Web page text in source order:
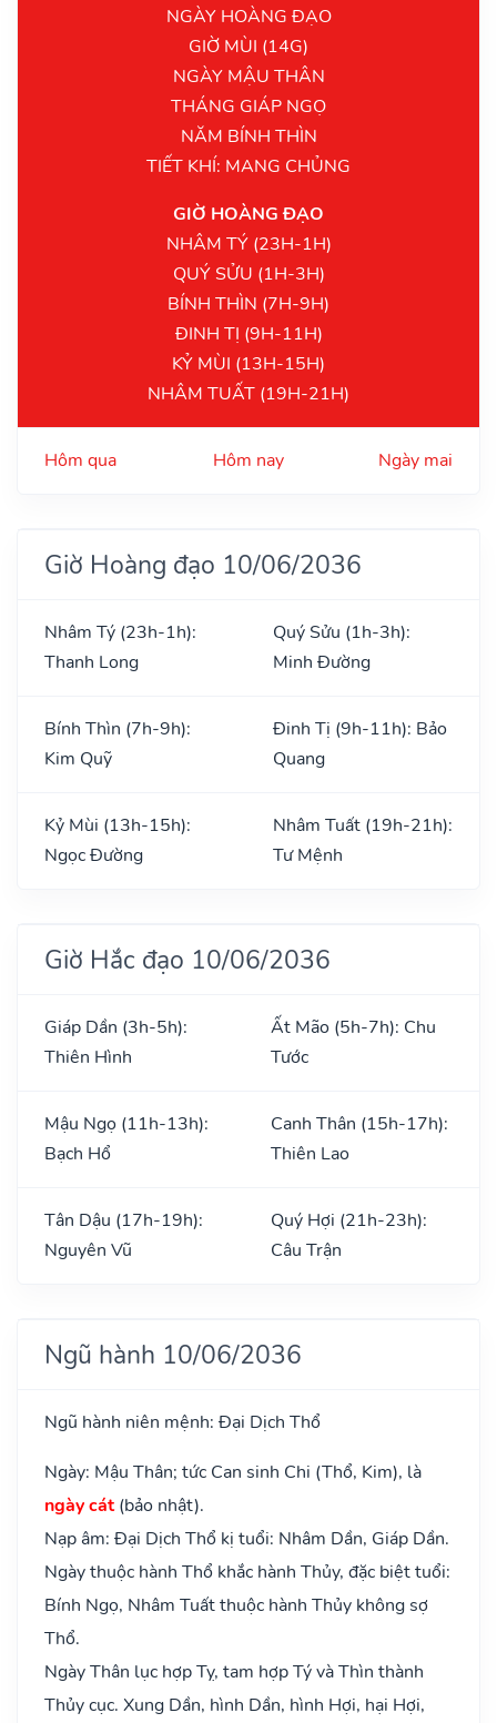
NGÀY HOÀNG ĐẠO
GIỜ MÙI (14G)
NGÀY MẬU THÂN
THÁNG GIÁP NGỌ
NĂM BÍNH THÌN
TIẾT KHÍ: MANG CHỦNG
GIỜ HOÀNG ĐẠO
NHÂM TÝ (23H-1H)
QUÝ SỬU (1H-3H)
BÍNH THÌN (7H-9H)
ĐINH TỊ (9H-11H)
KỶ MÙI (13H-15H)
NHÂM TUẤT (19H-21H)
Hôm qua Hôm nay Ngày mai
Giờ Hoàng đạo 10/06/2036
Nhâm Tý (23h-1h):
Thanh Long
Quý Sửu (1h-3h):
Minh Đường
Bính Thìn (7h-9h):
Kim Quỹ
Đinh Tị (9h-11h): Bảo
Quang
Kỷ Mùi (13h-15h):
Ngọc Đường
Nhâm Tuất (19h-21h):
Tư Mệnh
Giờ Hắc đạo 10/06/2036
Giáp Dần (3h-5h):
Thiên Hình
Ất Mão (5h-7h): Chu
Tước
Mậu Ngọ (11h-13h):
Bạch Hổ
Canh Thân (15h-17h):
Thiên Lao
Tân Dậu (17h-19h):
Nguyên Vũ
Quý Hợi (21h-23h):
Câu Trận
Ngũ hành 10/06/2036
Ngũ hành niên mệnh: Đại Dịch Thổ
Ngày: Mậu Thân; tức Can sinh Chi (Thổ, Kim), là
ngày cát(bảo nhật).
Nạp âm: Đại Dịch Thổ kị tuổi: Nhâm Dần, Giáp Dần.
Ngày thuộc hành Thổ khắc hành Thủy, đặc biệt tuổi:
Bính Ngọ, Nhâm Tuất thuộc hành Thủy không sợ
Thổ.
Ngày Thân lục hợp Tỵ, tam hợp Tý và Thìn thành
Thủy cục. Xung Dần, hình Dần, hình Hợi, hại Hợi,